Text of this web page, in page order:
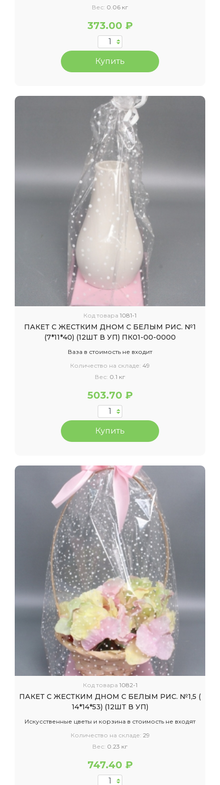
Вес: 0.06 кг
373.00 ₽
Купить
Код товара 1081-1
ПАКЕТ С ЖЕСТКИМ ДНОМ С БЕЛЫМ РИС. №1
(7*11*40) (12ШТ В УП) ПК01-00-0000
Ваза в стоимость не входит
Количество на складе: 49
Вес: 0.1 кг
503.70 ₽
Купить
Код товара 1082-1
ПАКЕТ С ЖЕСТКИМ ДНОМ С БЕЛЫМ РИС. №1,5 (
14*14*53) (12ШТ В УП)
Искусственные цветы и корзина в стоимость не входят
Количество на складе: 29
Вес: 0.23 кг
747.40 ₽